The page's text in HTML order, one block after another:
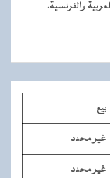
والفرنسية.
بيع
غير محدد
غير محدد